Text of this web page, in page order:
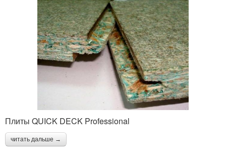
Плиты QUICK DECK Professional
читать дальше →